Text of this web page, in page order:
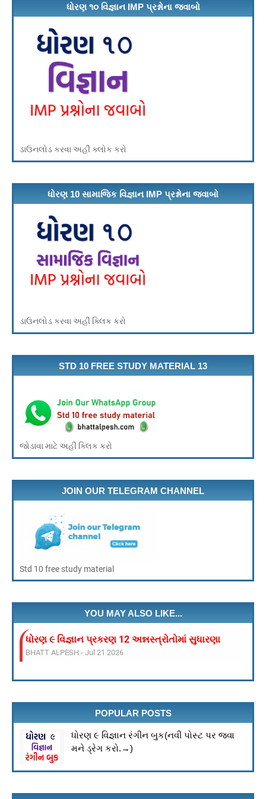
ધોરણ ૧૦ વિજ્ઞાન IMP પ્રશ્નોના જવાબો
ડાઉનલોડ કરવા અહીં ક્લોક કરો
ધોરણ 10 સામાજિક વિજ્ઞાન IMP પ્રશ્નોના જવાબો
ડાઉનલોડ કરવા અહીં ક્લિક કરો
STD 10 FREE STUDY MATERIAL 13
જોડાવા માટે અહીં ક્લિક કરો
JOIN OUR TELEGRAM CHANNEL
Std 10 free study material
YOU MAY ALSO LIKE...
ધોરણ ૯ વિજ્ઞાન પ્રકરણ 12 અન્નસ્ત્રોતોમાં સુધારણા
BHATT ALPESH - Jul 21 2026
BHATT ALPESH-Jul 21 2026
શૈક્ષણિક ગેમ ડાઉનલોડ કરો
BHATT ALPESH-Mar 21 2026
VEER BAAL DIVAS 2025
BHATT ALPESH
ધોરણ 10 ગણિત/વિજ્ઞાન માર્ચ 2026 અગત્યના પ્રશ્નોના
POPULAR POSTS
ધોરણ ૯ વિજ્ઞાન રંગીન બુક(નવી પોસ્ટ પર જવા
મને ડ્રેગ કરો.→)